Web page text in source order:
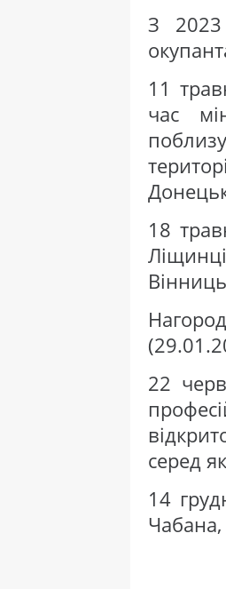
З 2023
11
час
18
22
серед
14